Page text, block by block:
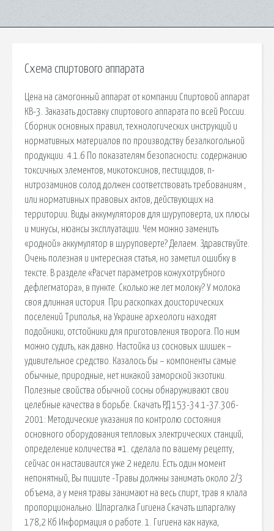
Схема спиртового аппарата
Цена на самогонный аппарат от компании Спиртовой аппарат
КВ-3. Заказать доставку спиртового аппарата по всей России.
Сборник основных правил, технологических инструкций и
нормативных материалов по производству безалкогольной
продукции. 4.1.6 По показателям безопасности: содержанию
токсичных элементов, микотоксинов, пестицидов, n-
нитрозаминов солод должен соответствовать требованиям ,
или нормативных правовых актов, действующих на
территории. Виды аккумуляторов для шуруповерта, их плюсы
и минусы, нюансы эксплуатации. Чем можно заменить
«родной» аккумулятор в шуруповерте? Делаем. Здравствуйте.
Очень полезная и интересная статья, но заметил ошибку в
тексте. В разделе «Расчет параметров кожухотрубного
дефлегматора», в пункте. Сколько же лет молоку? У молока
своя длинная история. При раскопках доисторических
поселений Триполья, на Украине археологи находят
подойники, отстойники для приготовления творога. По ним
можно судить, как давно. Настойка из сосновых шишек –
удивительное средство. Казалось бы – компоненты самые
обычные, природные, нет никакой заморской экзотики.
Полезные свойства обычной сосны обнаруживают свои
целебные качества в борьбе. Скачать РД 153-34.1-37.306-
2001: Методические указания по контролю состояния
основного оборудования тепловых электрических станций,
определение количества #1. сделала по вашему рецепту,
сейчас он настаиваится уже 2 недели. Есть один момент
непонятный, Вы пишите -Травы должны занимать около 2/3
объема, а у меня травы занимают на весь спирт, трав я клала
пропорционально. Шпаргалка Гигиена Скачать шпаргалку
178,2 Кб Информация о работе. 1. Гигиена как наука,